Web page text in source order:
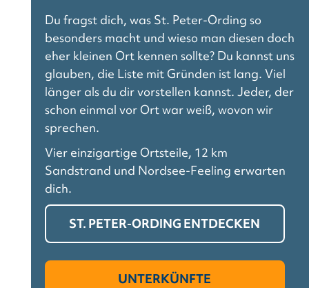
Du fragst dich, was St. Peter-Ording so
besonders macht und wieso man diesen doch
eher kleinen Ort kennen sollte? Du kannst uns
glauben, die Liste mit Gründen ist lang. Viel
länger als du dir vorstellen kannst. Jeder, der
schon einmal vor Ort war weiß, wovon wir
sprechen.
Vier einzigartige Ortsteile, 12 km
Sandstrand und Nordsee-Feeling erwarten
dich.
ST. PETER-ORDING ENTDECKEN
UNTERKÜNFTE